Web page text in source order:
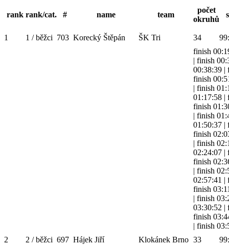
rank rank/cat. # name team
počet
okruhů
1 1 / běžci 703 Korecký Štěpán ŠK Tri 34
finish
| finish
00:38:39 |
finish
| finish
01:17:58 |
finish
| finish
01:50:37 |
finish
| finish
02:24:07 |
finish
| finish
02:57:41 |
finish
| finish
03:30:52 |
finish
| finish
2
2 / běžci 697 Hájek Jiří Klokánek Brno 33